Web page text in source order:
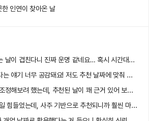
인연이 찾아온 날
원하는 시기랑 사주 맞는 날이 겹친다니 진짜 운명 같네요… 혹시 시간대도 같이 추천되던가요?
이사 후 분위기 달라졌다는 얘기 너무 공감돼요! 저도 추천 날짜에 맞춰 이사했는데 신기하게 일이 잘 풀리더라고요.
저도 사주에 맞춘 일정 조정해보려 했는데, 추천된 날이 꽤 근거 있어 보여서 고민 중이에요. 도움 많이 될 것 같아요!
저도 날짜 고르는 게 제일 힘들었는데, 사주 기반으로 추천되니까 훨씬 마음이 놓이더라고요!